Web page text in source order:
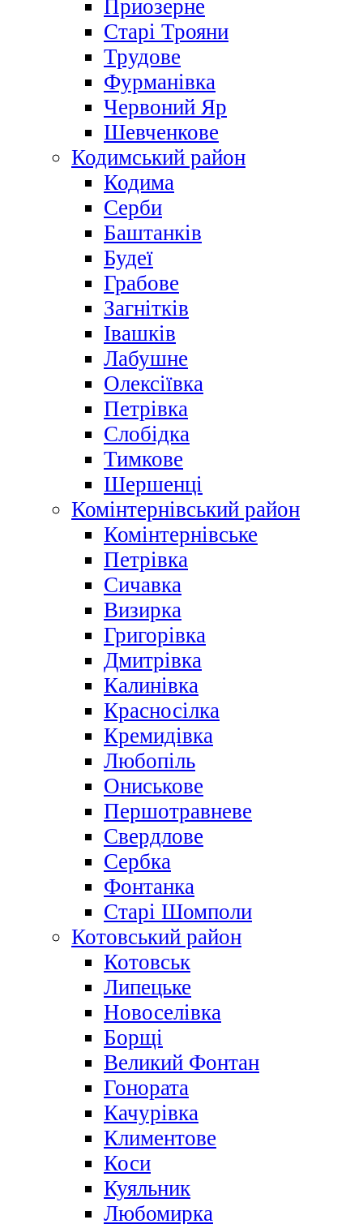
Приозерне
Старі Трояни
Трудове
Фурманівка
Червоний Яр
Шевченкове
Кодимський район
Кодима
Серби
Баштанків
Будеї
Грабове
Загнітків
Івашків
Лабушне
Олексіївка
Петрівка
Слобідка
Тимкове
Шершенці
Комінтернівський район
Комінтернівське
Петрівка
Сичавка
Визирка
Григорівка
Дмитрівка
Калинівка
Красносілка
Кремидівка
Любопіль
Ониськове
Першотравневе
Свердлове
Сербка
Фонтанка
Старі Шомполи
Котовський район
Котовськ
Липецьке
Новоселівка
Борщі
Великий Фонтан
Гонората
Качурівка
Климентове
Коси
Куяльник
Любомирка